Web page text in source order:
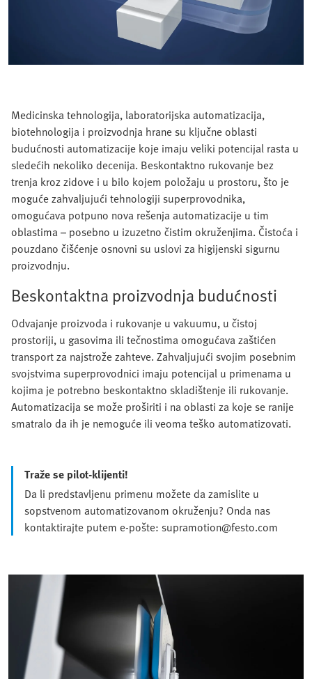
Medicinska tehnologija, laboratorijska automatizacija,
biotehnologija i proizvodnja hrane su ključne oblasti
budućnosti automatizacije koje imaju veliki potencijal rasta u
sledećih nekoliko decenija. Beskontaktno rukovanje bez
trenja kroz zidove i u bilo kojem položaju u prostoru, što je
moguće zahvaljujući tehnologiji superprovodnika,
omogućava potpuno nova rešenja automatizacije u tim
oblastima – posebno u izuzetno čistim okruženjima. Čistoća i
pouzdano čišćenje osnovni su uslovi za higijenski sigurnu
proizvodnju.
Beskontaktna proizvodnja budućnosti
Odvajanje proizvoda i rukovanje u vakuumu, u čistoj
prostoriji, u gasovima ili tečnostima omogućava zaštićen
transport za najstrože zahteve. Zahvaljujući svojim posebnim
svojstvima superprovodnici imaju potencijal u primenama u
kojima je potrebno beskontaktno skladištenje ili rukovanje.
Automatizacija se može proširiti i na oblasti za koje se ranije
smatralo da ih je nemoguće ili veoma teško automatizovati.
Traže se pilot-klijenti!
Da li predstavljenu primenu možete da zamislite u
sopstvenom automatizovanom okruženju? Onda nas
kontaktirajte putem e-pošte: supramotion@festo.com